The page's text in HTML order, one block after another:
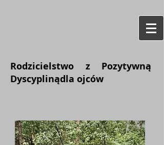
Rodzicielstwo z Pozytywną
Dyscyplinądla ojców